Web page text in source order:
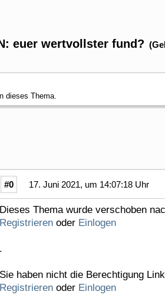
euer wertvollster fund?
dieses Thema.
#0 17. Juni 2021, um 14:07:18 Uhr
Dieses Thema wurde verschoben
Registrieren oder Einlogen
.
Sie haben nicht die Berechtigung
Registrieren oder Einlogen